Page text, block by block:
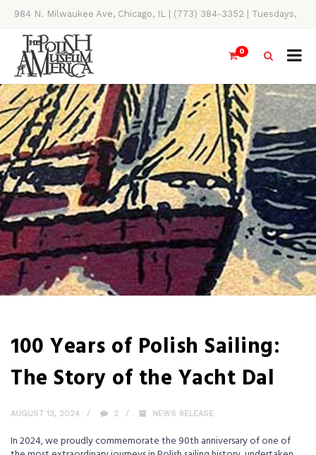
984 N. Milwaukee Ave, Chicago, IL | (773) 384-3352 | Tuesdays,
Thursdays, Saturdays, & Sundays, 11AM-4PM
0
100 Years of Polish Sailing:
The Story of the Yacht Dal
AUGUST 13, 2024 2 NEWS RELEASE
In 2024, we proudly commemorate the 90th anniversary of one of